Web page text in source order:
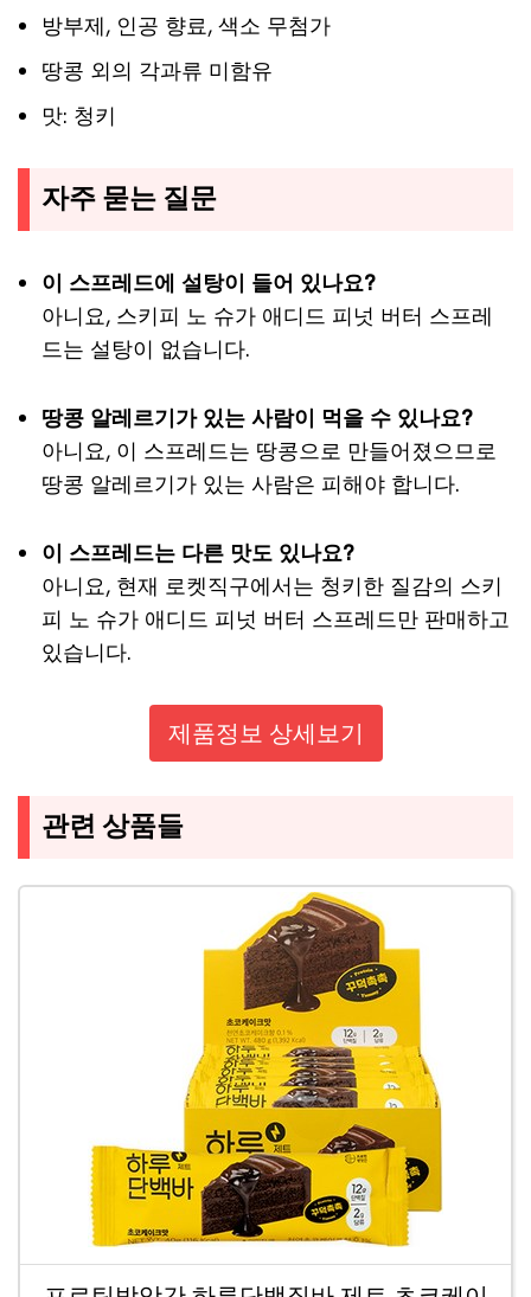
방부제, 인공 향료, 색소 무첨가
땅콩 외의 각과류 미함유
맛: 청키
자주 묻는 질문
이 스프레드에 설탕이 들어 있나요?
아니요, 스키피 노 슈가 애디드 피넛 버터 스프레
드는 설탕이 없습니다.
땅콩 알레르기가 있는 사람이 먹을 수 있나요?
아니요, 이 스프레드는 땅콩으로 만들어졌으므로
땅콩 알레르기가 있는 사람은 피해야 합니다.
이 스프레드는 다른 맛도 있나요?
아니요, 현재 로켓직구에서는 청키한 질감의 스키
피 노 슈가 애디드 피넛 버터 스프레드만 판매하고
있습니다.
제품정보 상세보기
관련 상품들